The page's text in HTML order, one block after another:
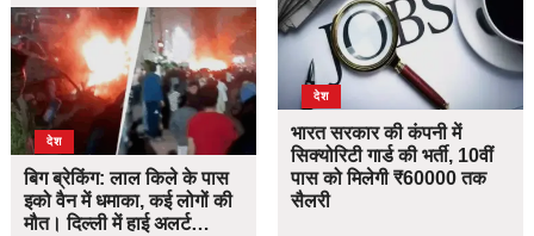
देश
बिग ब्रेकिंग: लाल किले के पास
इको वैन में धमाका, कई लोगों की
मौत। दिल्ली में हाई अलर्ट…
देश
भारत सरकार की कंपनी में
सिक्योरिटी गार्ड की भर्ती, 10वीं
पास को मिलेगी ₹60000 तक
सैलरी